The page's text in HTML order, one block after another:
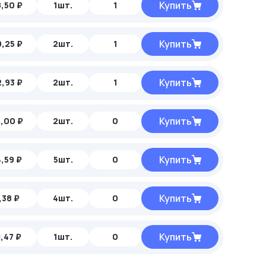
₽ 1шт. 1 Купить
₽ 2шт. 1 Купить
₽ 2шт. 1 Купить
₽ 2шт. 0 Купить
₽ 5шт. 0 Купить
₽ 4шт. 0 Купить
₽ 1шт. 0 Купить